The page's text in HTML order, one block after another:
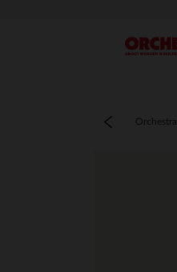
menu
Orchestra